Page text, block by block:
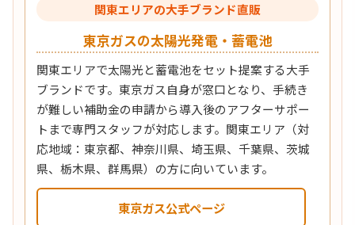
関東エリアの大手ブランド直販
東京ガスの太陽光発電・蓄電池
関東エリアで太陽光と蓄電池をセット提案する大手
ブランドです。東京ガス自身が窓口となり、手続き
が難しい補助金の申請から導入後のアフターサポー
トまで専門スタッフが対応します。関東エリア（対
応地域：東京都、神奈川県、埼玉県、千葉県、茨城
県、栃木県、群馬県）の方に向いています。
東京ガス公式ページ